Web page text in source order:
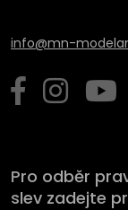
info@mn-
Pro odběr
slev zadejte